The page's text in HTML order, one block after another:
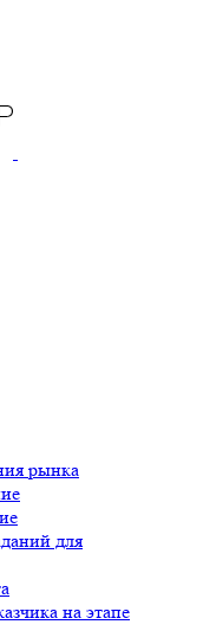
рынка
для
на этапе